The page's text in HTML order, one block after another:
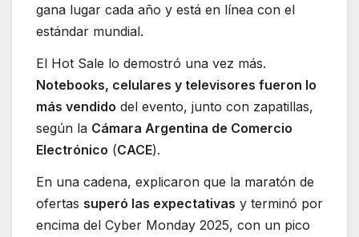
gana lugar cada año y está en línea con el
estándar mundial.
El Hot Sale lo demostró una vez más.
Notebooks, celulares y televisores fueron lo
más vendido del evento, junto con zapatillas,
según la Cámara Argentina de Comercio
Electrónico (CACE).
En una cadena, explicaron que la maratón de
ofertas superó las expectativas y terminó por
encima del Cyber Monday 2025, con un pico